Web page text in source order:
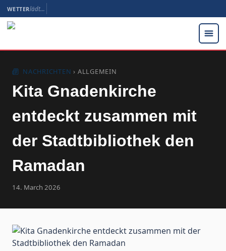
WETTERlädt…
NACHRICHTEN › ALLGEMEIN
Kita Gnadenkirche
entdeckt zusammen mit
der Stadtbibliothek den
Ramadan
14. March 2026